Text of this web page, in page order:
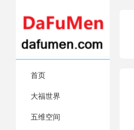
首页
大福世界
五维空间